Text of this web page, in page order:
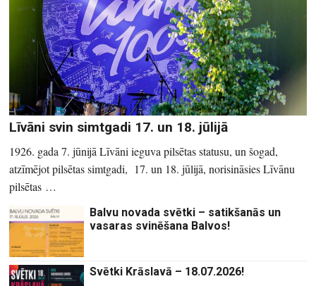
Līvāni svin simtgadi 17. un 18. jūlijā
1926. gada 7. jūnijā Līvāni ieguva pilsētas statusu, un šogad,
atzīmējot pilsētas simtgadi, 17. un 18. jūlijā, norisināsies Līvānu
pilsētas …
Balvu novada svētki – satikšanās un
vasaras svinēšana Balvos!
Svētki Krāslavā – 18.07.2026!